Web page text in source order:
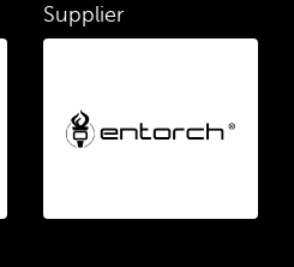
Supplier